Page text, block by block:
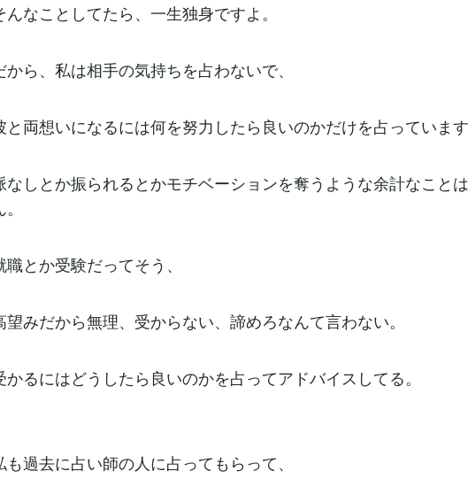
んなことしてたら、一生独身ですよ。
から、私は相手の気持ちを占わないで、
と両想いになるには何を努力したら良いのかだけを占っています
なしとか振られるとかモチベーションを奪うような余計なこと
職とか受験だってそう、
望みだから無理、受からない、諦めろなんて言わない。
かるにはどうしたら良いのかを占ってアドバイスしてる。
も過去に占い師の人に占ってもらって、